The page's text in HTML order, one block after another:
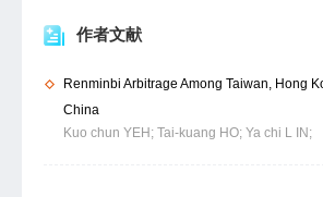
作者文献
Renminbi Arbitrage Among Taiwan, Hong
China
Kuo chun YEH; Tai-kuang HO; Ya chi L IN;